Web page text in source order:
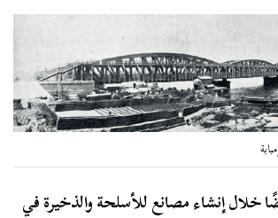
خلال إنشاء مصانع للأسلحة والذخيرة في